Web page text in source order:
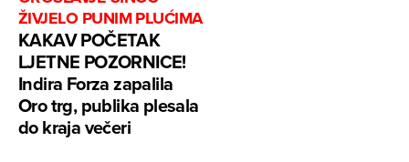
ŽIVJELO PUNIM PLUĆIMA
KAKAV POČETAK
LJETNE POZORNICE!
Indira Forza zapalila
Oro trg, publika plesala
do kraja večeri